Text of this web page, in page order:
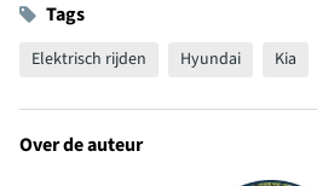
Tags
Elektrisch rijden Hyundai Kia
Over de auteur